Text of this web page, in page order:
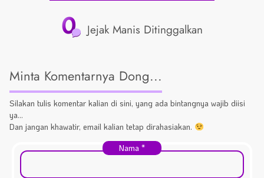
0 Jejak Manis Ditinggalkan
Minta Komentarnya Dong...
Silakan tulis komentar kalian di sini, yang ada bintangnya wajib diisi
ya...
Dan jangan khawatir, email kalian tetap dirahasiakan.
Nama *